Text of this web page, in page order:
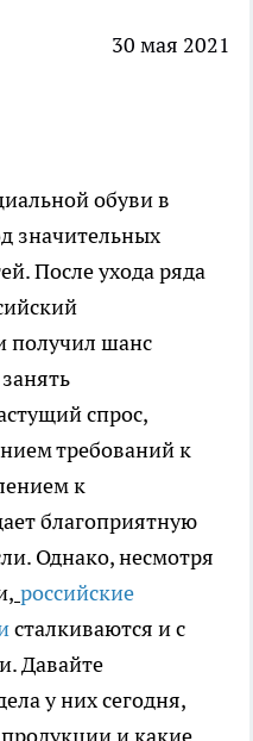
30 мая 2021
обуви в
значительных
После ухода ряда
получил шанс
спрос,
требований к
к
благоприятную
Однако, несмотря
российские
сталкиваются и с
Давайте
у них сегодня,